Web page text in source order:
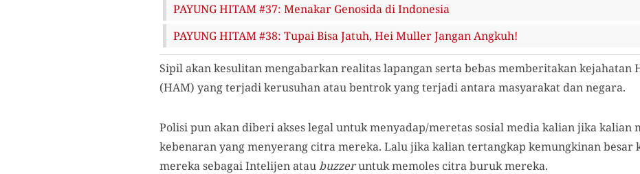
PAYUNG HITAM #37: Menakar Genosida di Indonesia
PAYUNG HITAM #38: Tupai Bisa Jatuh, Hei Muller Jangan Angkuh!
Sipil akan kesulitan mengabarkan realitas lapangan serta bebas memberitakan kejahatan
(HAM) yang terjadi kerusuhan atau bentrok yang terjadi antara masyarakat dan negara.
Polisi pun akan diberi akses legal untuk menyadap/meretas sosial media kalian jika kalian
kebenaran yang menyerang citra mereka. Lalu jika kalian tertangkap kemungkinan
mereka sebagai Intelijen ataubuzzeruntuk memoles citra buruk mereka.